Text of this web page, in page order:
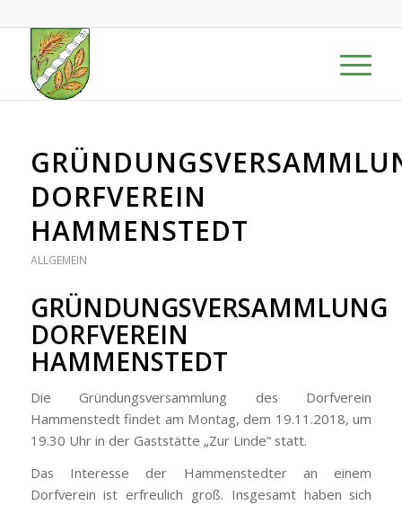
DORFVEREIN
HAMMENSTEDT
ALLGEMEIN
GRÜNDUNGSVERSAMMLUNG
DORFVEREIN
HAMMENSTEDT
Die Gründungsversammlung des Dorfverein
Hammenstedt findet am Montag, dem 19.11.2018, um
19.30 Uhr in der Gaststätte „Zur Linde“ statt.
Das Interesse der Hammenstedter an einem
Dorfverein ist erfreulich groß. Insgesamt haben sich